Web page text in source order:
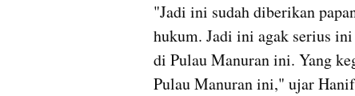
"Jadi ini sudah diberikan
hukum. Jadi ini agak serius
di Pulau Manuran ini. Yang
Pulau Manuran ini," ujar